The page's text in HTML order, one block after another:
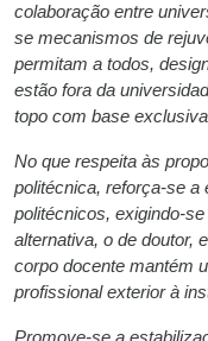
colaboração entre
se mecanismos de
permitam a todos,
estão fora da
topo com base
No que respeita às
politécnica, reforça-se a
politécnicos, exigindo-
alternativa, o de doutor,
corpo docente mantém
profissional exterior à